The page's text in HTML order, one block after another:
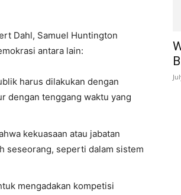
Dahl, Samuel Huntington
antara lain:
harus dilakukan dengan
dengan tenggang waktu yang
kekuasaan atau jabatan
seseorang, seperti dalam sistem
mengadakan kompetisi